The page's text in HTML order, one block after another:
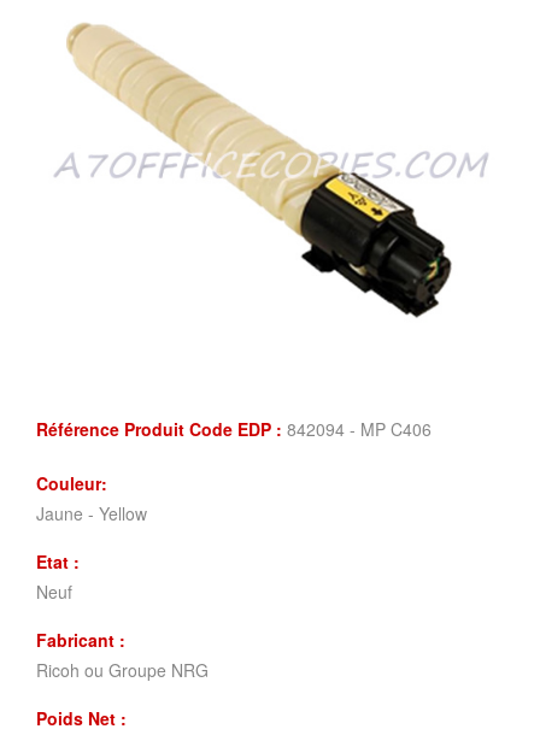
Référence Produit Code EDP : 842094 - MP C406
Couleur:
Jaune - Yellow
Etat :
Neuf
Fabricant :
Ricoh ou Groupe NRG
Poids Net :